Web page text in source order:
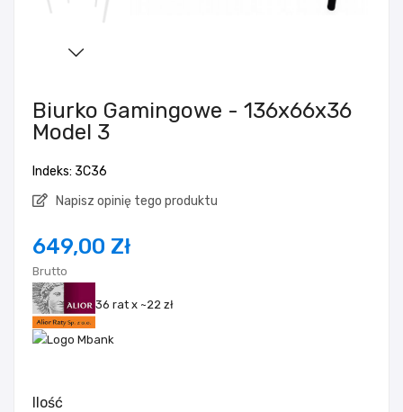
Biurko Gamingowe - 136x66x36
Model 3
Indeks: 3C36
Napisz opinię tego produktu
649,00 Zł
Brutto
36 rat x ~22 zł
Ilość